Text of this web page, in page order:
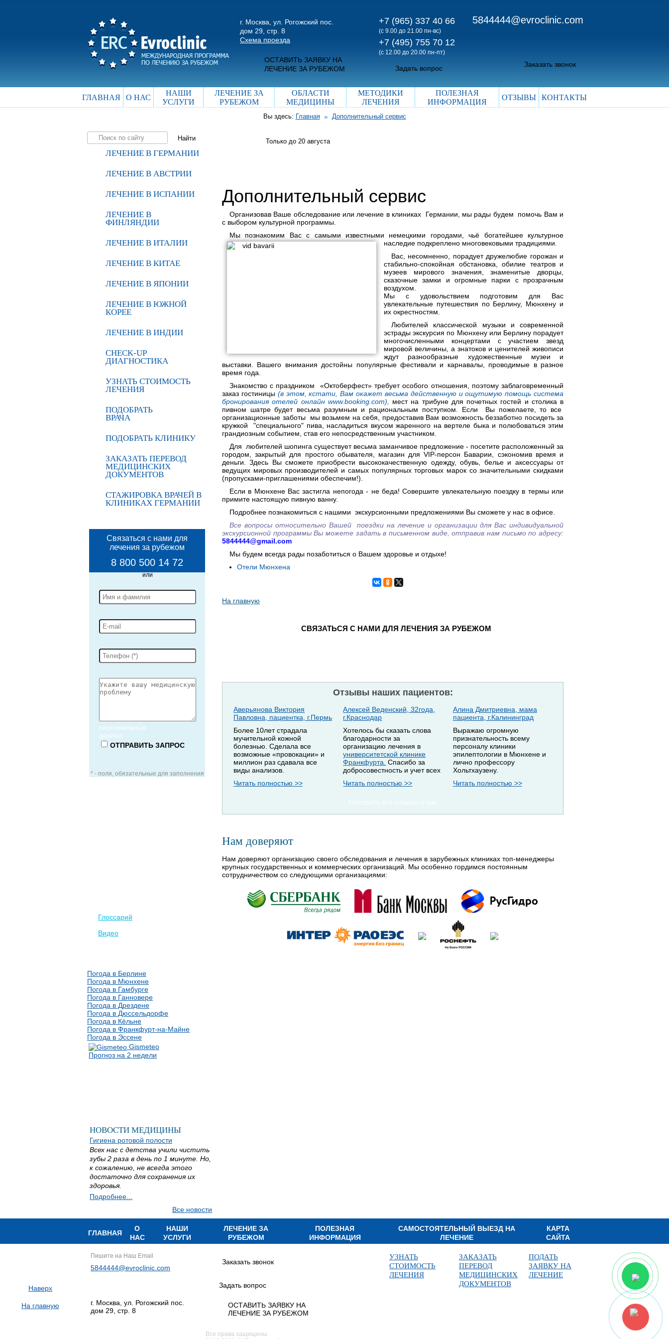
г. Москва, ул. Рогожский пос.
дом 29, стр. 8
Схема проезда
ОСТАВИТЬ ЗАЯВКУ НА
ЛЕЧЕНИЕ ЗА РУБЕЖОМ
+7 (965) 337 40 66
(с 9.00 до 21.00 пн-вс)
+7 (495) 755 70 12
(с 12.00 до 20.00 пн-пт)
Задать вопрос
5844444@evroclinic.com
Заказать звонок
ГЛАВНАЯ О НАС
НАШИ
УСЛУГИ
ЛЕЧЕНИЕ ЗА
РУБЕЖОМ
ОБЛАСТИ
МЕДИЦИНЫ
МЕТОДИКИ
ЛЕЧЕНИЯ
ПОЛЕЗНАЯ
ИНФОРМАЦИЯ
ОТЗЫВЫ КОНТАКТЫ
Вы здесь: Главная Дополнительный сервис
ЛЕЧЕНИЕ В ГЕРМАНИИ
ЛЕЧЕНИЕ В АВСТРИИ
ЛЕЧЕНИЕ В ИСПАНИИ
ЛЕЧЕНИЕ В
ФИНЛЯНДИИ
ЛЕЧЕНИЕ В ИТАЛИИ
ЛЕЧЕНИЕ В КИТАЕ
ЛЕЧЕНИЕ В ЯПОНИИ
ЛЕЧЕНИЕ В ЮЖНОЙ
КОРЕЕ
ЛЕЧЕНИЕ В ИНДИИ
CHECK-UP
ДИАГНОСТИКА
УЗНАТЬ СТОИМОСТЬ
ЛЕЧЕНИЯ
ПОДОБРАТЬ
ВРАЧА
ПОДОБРАТЬ КЛИНИКУ
ЗАКАЗАТЬ ПЕРЕВОД
МЕДИЦИНСКИХ
ДОКУМЕНТОВ
СТАЖИРОВКА ВРАЧЕЙ В
КЛИНИКАХ ГЕРМАНИИ
Связаться с нами для
лечения за рубежом
8 800 500 14 72
на обработку
персональных
данных
* - поля, обязательные для заполнения
Глоссарий
Видео
Погода в Берлине
Погода в Мюнхене
Погода в Гамбурге
Погода в Ганновере
Погода в Дрездене
Погода в Дюссельдорфе
Погода в Кёльне
Погода в Франкфурт-на-Майне
Погода в Эссене
Gismeteo
Прогноз на 2 недели
НОВОСТИ МЕДИЦИНЫ
Гигиена ротовой полости
Всех нас с детства учили чистить
зубы 2 раза в день по 1 минуте. Но,
к сожалению, не всегда этого
достаточно для сохранения их
здоровья.
Подробнее...
Все новости
Только до 20 августа
Дополнительный сервис
Организовав Ваше обследование или лечение в клиниках Германии, мы рады будем помочь Вам и
с выбором культурной программы.
Мы познакомим Вас с самыми известными немецкими городами, чьё богатейшее культурное
наследие подкреплено многовековыми традициями.
Вас, несомненно, порадует дружелюбие горожан и
стабильно-спокойная обстановка, обилие театров и
музеев мирового значения, знаменитые дворцы,
сказочные замки и огромные парки с прозрачным
воздухом.
Мы с удовольствием подготовим для Вас
увлекательные путешествия по Берлину, Мюнхену и
их окрестностям.
Любителей классической музыки и современной
эстрады экскурсия по Мюнхену или Берлину порадует
многочисленными концертами с участием звезд
мировой величины, а знатоков и ценителей живописи
ждут разнообразные художественные музеи и
выставки. Вашего внимания достойны популярные фестивали и карнавалы, проводимые в разное
время года.
Знакомство с праздником «Октоберфест» требует особого отношения, поэтому заблаговременный
заказ гостиницы (в этом, кстати, Вам окажет весьма действенную и ощутимую помощь система
бронирования отелей онлайн www.booking.com),
мест на трибуне для почетных гостей и столика в
пивном шатре будет весьма разумным и рациональным поступком. Если Вы пожелаете, то все
организационные заботы мы возьмем на себя, предоставив Вам возможность беззаботно посидеть за
кружкой "специального" пива, насладиться вкусом жаренного на вертеле быка и полюбоваться этим
грандиозным событием, став его непосредственным участником.
Для любителей шопинга существует весьма заманчивое предложение - посетите расположенный за
городом, закрытый для простого обывателя, магазин для VIP-персон Баварии, сэкономив время и
деньги. Здесь Вы сможете приобрести высококачественную одежду, обувь, белье и аксессуары от
ведущих мировых производителей и самых популярных торговых марок со значительными скидками
(пропусками-приглашениями обеспечим!).
Если в Мюнхене Вас застигла непогода - не беда! Совершите увлекательную поездку в термы или
примите настоящую пивную ванну.
Подробнее познакомиться с нашими экскурсионными предложениями Вы сможете у нас в офисе.
Все вопросы относительно Вашей поездки на лечение и организации для Вас индивидуальной
экскурсионной программы Вы можете задать в письменном виде, отправив нам письмо по адресу:
5844444@gmail.com
Мы будем всегда рады позаботиться о Вашем здоровье и отдыхе!
Отели Мюнхена
На главную
СВЯЗАТЬСЯ С НАМИ ДЛЯ ЛЕЧЕНИЯ ЗА РУБЕЖОМ
Отзывы наших пациентов:
Аверьянова Виктория
Павловна, пациентка, г.Пермь
Более 10лет страдала
мучительной кожной
болезнью. Сделала все
возможные «провокации» и
миллион раз сдавала все
виды анализов.
Читать полностью >>
Алексей Веденский, 32года,
г.Краснодар
Хотелось бы сказать слова
благодарности за
организацию лечения в
университетской клинике
Франкфурта. Спасибо за
добросовестность и учет всех
Читать полностью >>
Алина Дмитриевна, мама
пациента, г.Калининград
Выражаю огромную
признательность всему
персоналу клиники
эпилептологии в Мюнхене и
лично профессору
Хольтхаузену.
Читать полностью >>
Нам доверяют
Нам доверяют организацию своего обследования и лечения в зарубежных клиниках топ-менеджеры
крупных государственных и коммерческих организаций. Мы особенно гордимся постоянным
сотрудничеством со следующими организациями:
ГЛАВНАЯ
О
НАС
НАШИ
УСЛУГИ
ЛЕЧЕНИЕ ЗА
РУБЕЖОМ
ПОЛЕЗНАЯ
ИНФОРМАЦИЯ
САМОСТОЯТЕЛЬНЫЙ ВЫЕЗД НА
ЛЕЧЕНИЕ
КАРТА
САЙТА
УЗНАТЬ
СТОИМОСТЬ
ЛЕЧЕНИЯ
ЗАКАЗАТЬ
ПЕРЕВОД
МЕДИЦИНСКИХ
ДОКУМЕНТОВ
ПОДАТЬ
ЗАЯВКУ НА
ЛЕЧЕНИЕ
Пишите на Наш Email
5844444@evroclinic.com
Заказать звонок
Задать вопрос
ОСТАВИТЬ ЗАЯВКУ НА
ЛЕЧЕНИЕ ЗА РУБЕЖОМ
г. Москва, ул. Рогожский пос.
дом 29, стр. 8
Все права защищены.
Наверх
На главную